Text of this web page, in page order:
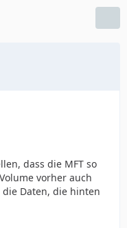
dass die MFT so
vorher auch
Daten, die hinten